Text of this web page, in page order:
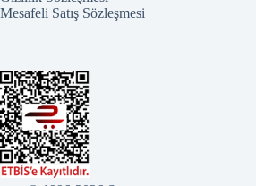
Mesafeli Satış Sözleşmesi